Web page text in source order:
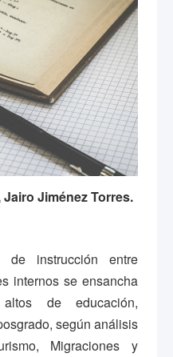
Jiménez Torres.
instrucción entre
internos se ensancha
de educación,
según análisis
Migraciones y